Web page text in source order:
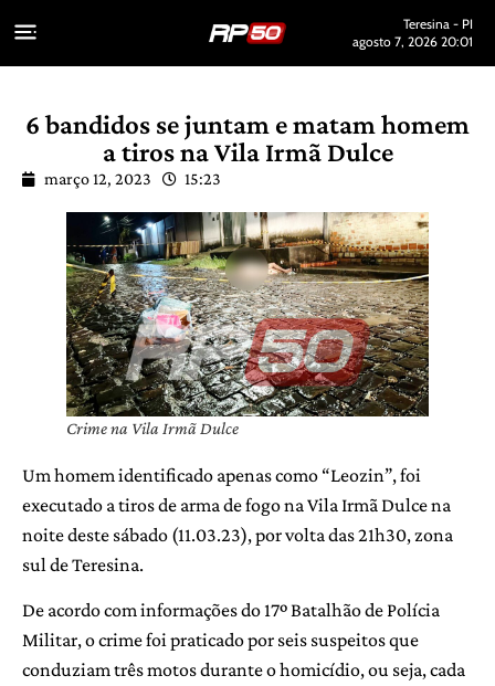
Teresina - PI
agosto 7, 2026 20:01
6 bandidos se juntam e matam homem
a tiros na Vila Irmã Dulce
março 12, 2023 15:23
Crime na Vila Irmã Dulce
Um homem identificado apenas como “Leozin”, foi
executado a tiros de arma de fogo na Vila Irmã Dulce na
noite deste sábado (11.03.23), por volta das 21h30, zona
sul de Teresina.
De acordo com informações do 17º Batalhão de Polícia
Militar, o crime foi praticado por seis suspeitos que
conduziam três motos durante o homicídio, ou seja, cada